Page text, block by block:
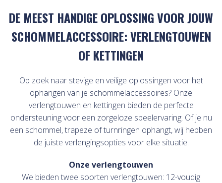
DE MEEST HANDIGE OPLOSSING VOOR JOUW
SCHOMMELACCESSOIRE: VERLENGTOUWEN
OF KETTINGEN
Op zoek naar stevige en veilige oplossingen voor het
ophangen van je schommelaccessoires? Onze
verlengtouwen en kettingen bieden de perfecte
ondersteuning voor een zorgeloze speelervaring. Of je nu
een schommel, trapeze of turnringen ophangt, wij hebben
de juiste verlengingsopties voor elke situatie.
Onze verlengtouwen
We bieden twee soorten verlengtouwen: 12-voudig